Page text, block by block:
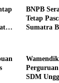
BNPB
Tetap
Sumatra
SDM